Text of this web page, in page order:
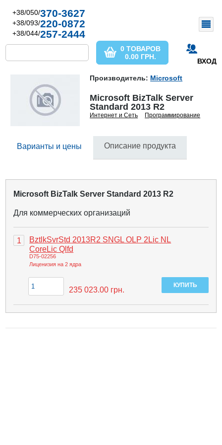
+38/050/370-3627
+38/093/220-0872
+38/044/257-2444
ВХОД
0 ТОВАРОВ
0.00 ГРН.
Производитель: Microsoft
Microsoft BizTalk Server
Standard 2013 R2
Интернет и Сеть Программирование
Варианты и цены Описание продукта
Microsoft BizTalk Server Standard 2013 R2
Для коммерческих организаций
1
BztlkSvrStd 2013R2 SNGL OLP 2Lic NL
CoreLic Qlfd
D75-02256
Лиценизия на 2 ядра
235 023.00 грн.